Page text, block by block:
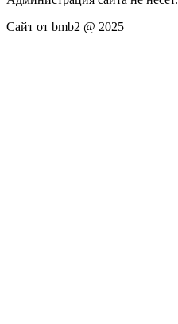
Сайт от bmb2 @ 2025